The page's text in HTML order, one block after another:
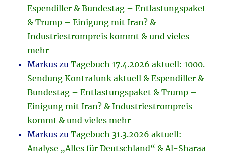
Espendiller & Bundestag – Entlastungspaket
& Trump – Einigung mit Iran? &
Industriestrompreis kommt & und vieles
mehr
Markus zuTagebuch 17.4.2026 aktuell: 1000.
Sendung Kontrafunk aktuell & Espendiller &
Bundestag – Entlastungspaket & Trump –
Einigung mit Iran? & Industriestrompreis
kommt & und vieles mehr
Markus zuTagebuch 31.3.2026 aktuell:
Analyse „Alles für Deutschland“ & Al-Sharaa